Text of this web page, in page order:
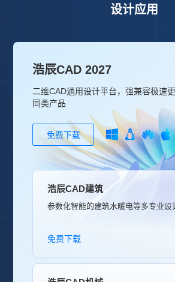
设计应用
浩辰CAD 2027
二维CAD通用设计平台，强兼容极速
同类产品
免费下载
浩辰CAD建筑
参数化智能的建筑水暖电等多专业设
免费下载